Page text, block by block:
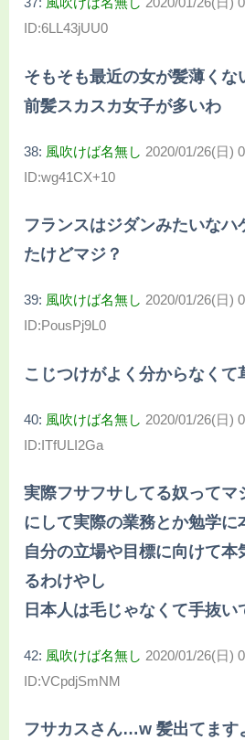
ID:6LL43jUU0
そもそも最近の女が髪薄くな
前髪スカスカ女子が多いわ
38: 風吹けば名無し 2020/01/26(日)
ID:wg41CX+10
フランスはジダンみたいなハ
たけどマジ？
39: 風吹けば名無し 2020/01/26(日)
ID:PousPj9L0
こじつけがよく分からなくて
40: 風吹けば名無し 2020/01/26(日)
ID:ITfULI2Ga
実際フサフサしてる奴ってマ
にして実際の業務とか勉学に
自分の立場や目標に向けて本
るわけやし
日本人は毛じゃなくて手抜
42: 風吹けば名無し 2020/01/26(日)
ID:VCpdjSmNM
フサカスさん…w 髪出てま